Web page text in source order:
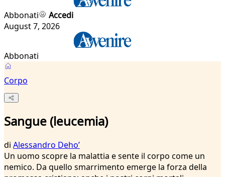
Abbonati
Accedi
August 7, 2026
Abbonati
Corpo
Sangue (leucemia)
di Alessandro Dehoʼ
Un uomo scopre la malattia e sente il corpo come un
nemico. Da quello smarrimento emerge la forza della